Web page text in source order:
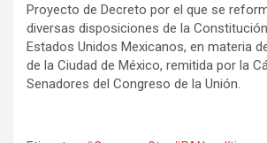
Proyecto de Decreto por el que se
diversas disposiciones de la
Estados Unidos Mexicanos, en materia
de la Ciudad de México, remitida por la
Senadores del Congreso de la Unión.